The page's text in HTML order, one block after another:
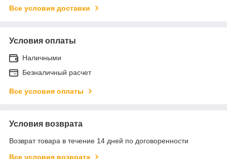
Все условия доставки
Условия оплаты
Наличными
Безналичный расчет
Все условия оплаты
Условия возврата
Возврат товара в течение 14 дней по договоренности
Все условия возврата